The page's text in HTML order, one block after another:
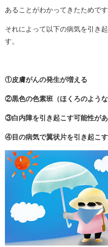
あることがわかってきたためです
それによって以下の病気を引き
す。
①皮膚がんの発生が増える
②黒色の色素班（ほくろのような
③白内障を引き起こす可能性があ
④目の病気で翼状片を引き起こす